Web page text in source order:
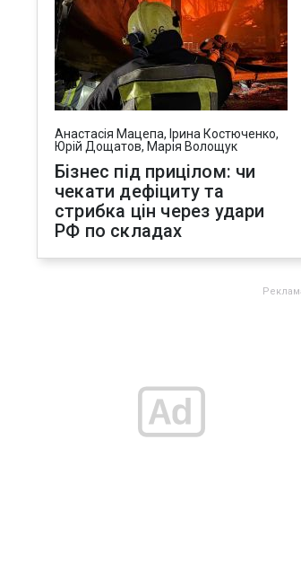
Анастасія Мацепа, Ірина Костюченко,
Юрій Дощатов, Марія Волощук
Бізнес під прицілом: чи
чекати дефіциту та
стрибка цін через удари
РФ по складах